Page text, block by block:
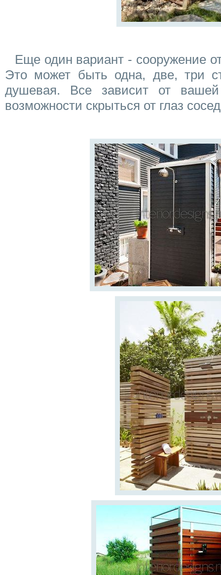
Еще один вариант - сооружение
Это может быть одна, две, три
душевая. Все зависит от
возможности скрыться от глаз